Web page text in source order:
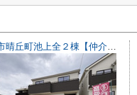
尾張旭市晴丘町池上全２棟【仲介手数料無料 本地原小 旭中】